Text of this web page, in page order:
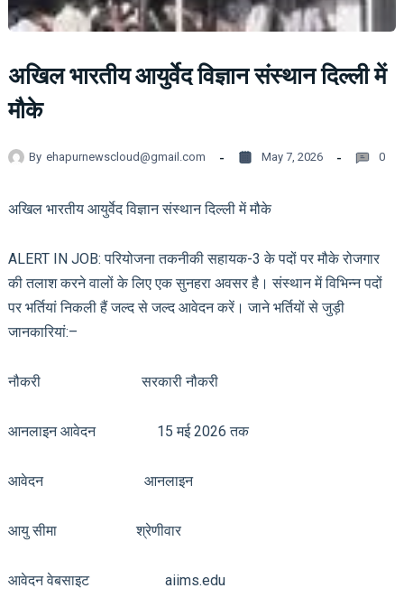
अखिल भारतीय आयुर्वेद विज्ञान संस्थान दिल्ली में
मौके
By ehapurnewscloud@gmail.com May 7, 2026 0
अखिल भारतीय आयुर्वेद विज्ञान संस्थान दिल्ली में मौके
ALERT IN JOB: परियोजना तकनीकी सहायक-3 के पदों पर मौके रोजगार
की तलाश करने वालों के लिए एक सुनहरा अवसर है। संस्थान में विभिन्न पदों
पर भर्तियां निकली हैं जल्द से जल्द आवेदन करें। जाने भर्तियों से जुड़ी
जानकारियां:–
नौकरी सरकारी नौकरी
आनलाइन आवेदन 15 मई 2026 तक
आवेदन आनलाइन
आयु सीमा श्रेणीवार
आवेदन वेबसाइट aiims.edu